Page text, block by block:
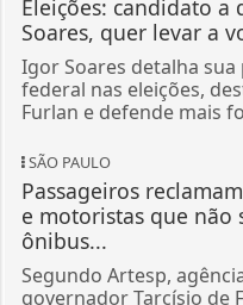
Eleições: candidato
Soares, quer levar a
Igor Soares detalha
federal nas eleições,
Furlan e defende mais
SÃO PAULO
Passageiros
e motoristas que não
ônibus...
Segundo Artesp,
governador Tarcísio de